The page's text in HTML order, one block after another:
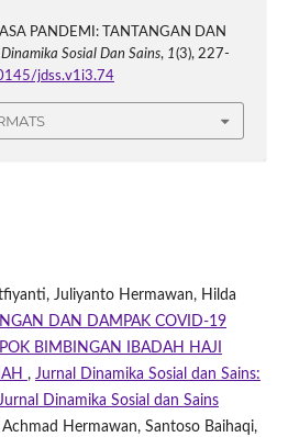
PANDEMI: TANTANGAN DAN
Sosial Dan Sains, 1(3), 227-
jdss.v1i3.74
Juliyanto Hermawan, Hilda
DAN DAMPAK COVID-19
BIMBINGAN IBADAH HAJI
, Jurnal Dinamika Sosial dan Sains:
Dinamika Sosial dan Sains
Hermawan, Santoso Baihaqi,